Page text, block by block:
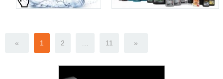
« 1 2 11 »